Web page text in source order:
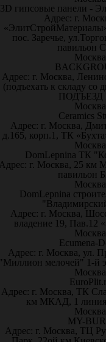
3D гипсовые панели -
Адрес: г.
пос. Заречье,
павильон
Москва
Адрес: г. Москва,
(подъехать к складу со
ПОДЪЕЗД
Москва
Ceramics
Адрес: г. Москва,
д.165, корп.1, ТК
Москва
DomLepnina ТК
г. Москва, 25 км
павильон
Москва
DomLepnina
Адрес: г. Москва,
владение 19, Пав.12
Москва
Ecumena-
Адрес: г. Москва, ул.
мелочей" 1-й
Москва
Адрес: г. Москва, ТК
км МКАД, 1
Москва
MY-
Адрес: г. Москва, ТЦ